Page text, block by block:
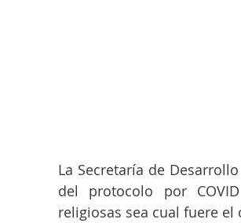
La Secretaría de
del protocolo por
religiosas sea cual fuere el